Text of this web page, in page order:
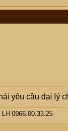
yêu cầu đại lý
0966.00.33.25